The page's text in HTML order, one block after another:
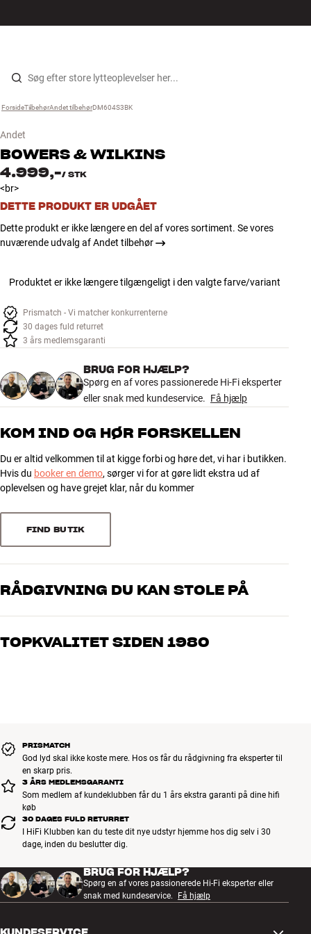
Gå til indhold
Højtaler
Høretelefoner
Kabler
Tilbehør
MÆRKER
NYHEDER
TILBUD
Kundeservice
Log ind
Kundeservice
Forside ›
Tilbehør ›
Andet tilbehør ›
DM604S3BK
Andet
BOWERS & WILKINS
4.999,-/ STK
<br>
DETTE PRODUKT ER UDGÅET
Dette produkt er ikke længere en del af vores sortiment. Se vores
nuværende udvalg af Andet tilbehør
Produktet er ikke længere tilgængeligt i den valgte farve/variant
Prismatch - Vi matcher konkurrenterne
30 dages fuld returret
3 års medlemsgaranti
BRUG FOR HJÆLP?
Spørg en af vores passionerede Hi-Fi eksperter
eller snak med kundeservice. Få hjælp
KOM IND OG HØR FORSKELLEN
Du er altid velkommen til at kigge forbi og høre det, vi har i butikken.
Hvis du booker en demo, sørger vi for at gøre lidt ekstra ud af
oplevelsen og have grejet klar, når du kommer
FIND BUTIK
RÅDGIVNING DU KAN STOLE PÅ
Vores medarbejdere er ægte entusiaster, som kender produkterne
os, hvad du drømmer om – så finder vi den løsning, der passer
TOPKVALITET SIDEN 1980
PRISMATCH
God lyd skal ikke koste mere. Hos os får du rådgivning fra eksperter til
en skarp pris.
3 ÅRS MEDLEMSGARANTI
Som medlem af kundeklubben får du 1 års ekstra garanti på dine hifi
køb
30 DAGES FULD RETURRET
I HiFi Klubben kan du teste dit nye udstyr hjemme hos dig selv i 30
dage, inden du beslutter dig.
BRUG FOR HJÆLP?
Spørg en af vores passionerede Hi-Fi eksperter eller
snak med kundeservice.
Få hjælp